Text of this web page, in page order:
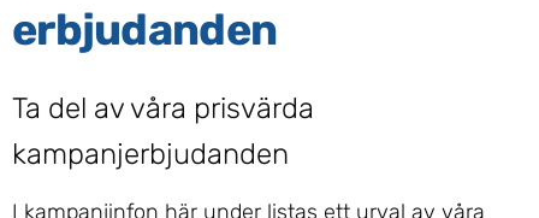
erbjudanden
Ta del av våra prisvärda
kampanjerbjudanden
I kampanjinfon här under listas ett urval av våra